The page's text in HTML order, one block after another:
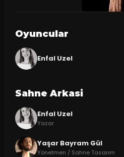
Oyuncular
Enfal Uzel
Sahne Arkasi
Enfal Uzel
Yazar
Yaşar Bayram Gül
Yönetmen / Sahne Tasarım